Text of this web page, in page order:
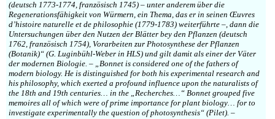
(deutsch 1773-1774, französisch 1745) – unter anderem über die
Regenerationsfähigkeit von Würmern, ein Thema, das er in seinen Œuvres
d’histoire naturelle et de philosophie (1779-1783) weiterführte –, dann die
Untersuchungen über den Nutzen der Blätter bey den Pflanzen (deutsch
1762, französisch 1754), Vorarbeiten zur Photosynthese der Pflanzen
(Botanik)“ (G. Luginbühl-Weber in HLS) und gilt damit als einer der Väter
der modernen Biologie. – „Bonnet is considered one of the fathers of
modern biology. He is distinguished for both his experimental research and
his philosophy, which exerted a profound influence upon the naturalists of
the 18th and 19th centuries… in the „Recherches…“ Bonnet grouped five
memoires all of which were of prime importance for plant biology… for to
investigate experimentally the question of photosynthesis“ (Pilet). –